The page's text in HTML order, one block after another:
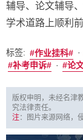
辅导、论文辅导
学术道路上顺利前
标签: 作业挂科 ·
补考申诉
· 论
版权申明，未经名津
究法律责任。
注：图片来源网络，